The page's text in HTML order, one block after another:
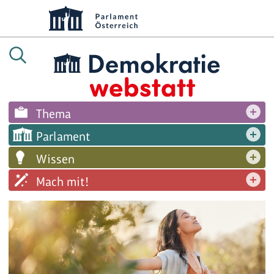
Thema
Parlament
Wissen
Mach mit!